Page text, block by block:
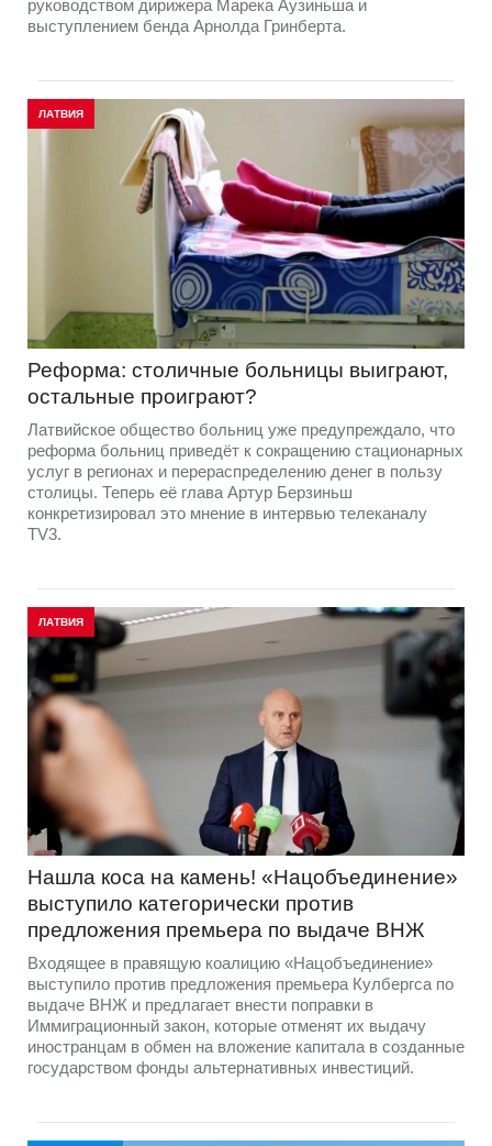
руководством дирижера Марека Аузиньша и
выступлением бенда Арнолда Гринберта.
ЛАТВИЯ
Реформа: столичные больницы выиграют,
остальные проиграют?
Латвийское общество больниц уже предупреждало, что
реформа больниц приведёт к сокращению стационарных
услуг в регионах и перераспределению денег в пользу
столицы. Теперь её глава Артур Берзиньш
конкретизировал это мнение в интервью телеканалу
TV3.
ЛАТВИЯ
Нашла коса на камень! «Нацобъединение»
выступило категорически против
предложения премьера по выдаче ВНЖ
Входящее в правящую коалицию «Нацобъединение»
выступило против предложения премьера Кулбергса по
выдаче ВНЖ и предлагает внести поправки в
Иммиграционный закон, которые отменят их выдачу
иностранцам в обмен на вложение капитала в созданные
государством фонды альтернативных инвестиций.